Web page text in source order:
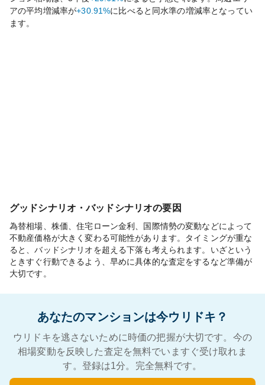
アの平均増減率が+30.91%に比べると 同水準の増減率となってい
ます。
グッドシナリオ・バッドシナリオの要因
為替相場、株価、住宅ローン金利、国際情勢の変動などによって
不動産価格が大きく変わる可能性があります。タイミングが重な
ると、バッドシナリオを超える下落も考えられます。いざという
ときすぐ行動できるよう、早めに具体的な査定をするなど準備が
大切です。
あなたのマンションは今ウリドキ？
ウリドキを逃さないために時価の把握が大切です。今の
相場変動を反映した査定を無料でいますぐ受け取れま
す。登録は1分。完全無料です。